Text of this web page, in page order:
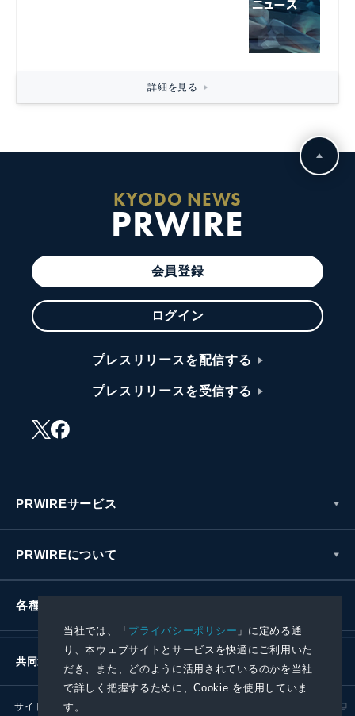
当社では、「プライバシーポリシー 」に定める通
り、本ウェブサイトとサービスを快適にご利用いた
だき、また、どのように活用されているのかを当社
で詳しく把握するために、Cookie を使用していま
す。
詳細を見る
KYODO NEWS
PRWIRE
会員登録
ログイン
プレスリリースを配信する
プレスリリースを受信する
PRWIREサービス
PRWIREについて
各種お問い合わせ
共同通信社グループ
サイトポリシー